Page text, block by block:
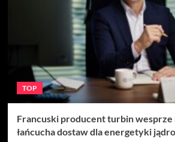
TOP
Francuski producent turbin
łańcucha dostaw dla energetyki